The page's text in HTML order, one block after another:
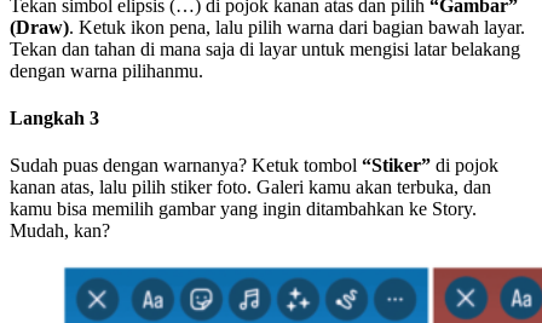
Tekan simbol elipsis (…) di pojok kanan atas dan pilih “Gambar”
(Draw). Ketuk ikon pena, lalu pilih warna dari bagian bawah layar.
Tekan dan tahan di mana saja di layar untuk mengisi latar belakang
dengan warna pilihanmu.
Langkah 3
Sudah puas dengan warnanya? Ketuk tombol “Stiker” di pojok
kanan atas, lalu pilih stiker foto. Galeri kamu akan terbuka, dan
kamu bisa memilih gambar yang ingin ditambahkan ke Story.
Mudah, kan?